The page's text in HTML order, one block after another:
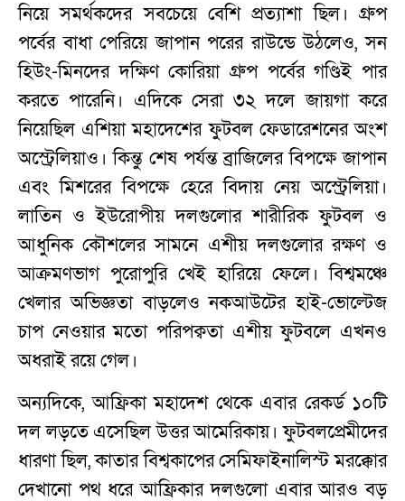
নিয়ে সমর্থকদের সবচেয়ে বেশি প্রত্যাশা ছিল। গ্রুপ
পর্বের বাধা পেরিয়ে জাপান পরের রাউন্ডে উঠলেও, সন
হিউং-মিনদের দক্ষিণ কোরিয়া গ্রুপ পর্বের গণ্ডিই পার
করতে পারেনি। এদিকে সেরা ৩২ দলে জায়গা করে
নিয়েছিল এশিয়া মহাদেশের ফুটবল ফেডারেশনের অংশ
অস্ট্রেলিয়াও। কিন্তু শেষ পর্যন্ত ব্রাজিলের বিপক্ষে জাপান
এবং মিশরের বিপক্ষে হেরে বিদায় নেয় অস্ট্রেলিয়া।
লাতিন ও ইউরোপীয় দলগুলোর শারীরিক ফুটবল ও
আধুনিক কৌশলের সামনে এশীয় দলগুলোর রক্ষণ ও
আক্রমণভাগ পুরোপুরি খেই হারিয়ে ফেলে। বিশ্বমঞ্চে
খেলার অভিজ্ঞতা বাড়লেও নকআউটের হাই-ভোল্টেজ
চাপ নেওয়ার মতো পরিপক্বতা এশীয় ফুটবলে এখনও
অধরাই রয়ে গেল।
অন্যদিকে, আফ্রিকা মহাদেশ থেকে এবার রেকর্ড ১০টি
দল লড়তে এসেছিল উত্তর আমেরিকায়। ফুটবলপ্রেমীদের
ধারণা ছিল, কাতার বিশ্বকাপের সেমিফাইনালিস্ট মরক্কোর
দেখানো পথ ধরে আফ্রিকার দলগুলো এবার আরও বড়